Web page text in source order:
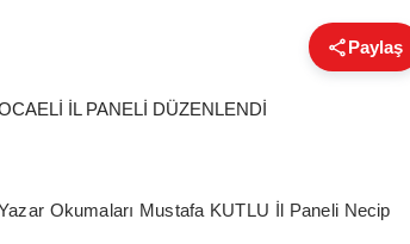
Paylaş
Okumaları Mustafa KUTLU İl Paneli Necip